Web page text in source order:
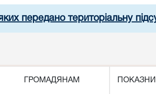
передано територіальну
ГРОМАДЯНАМ